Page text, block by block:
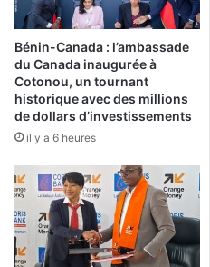
Bénin-Canada : l’ambassade
du Canada inaugurée à
Cotonou, un tournant
historique avec des millions
de dollars d’investissements
il y a 6 heures